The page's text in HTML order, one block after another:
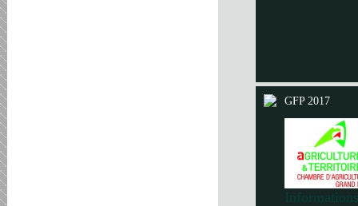
GFP 2017